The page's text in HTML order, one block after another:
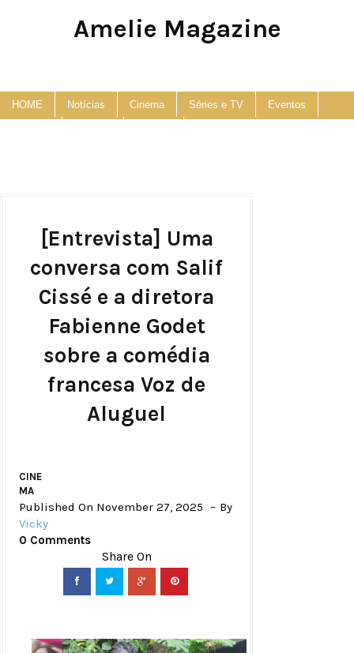
Amelie Magazine
HOME Notícias Cinema Séries e TV Eventos
[Entrevista] Uma
conversa com Salif
Cissé e a diretora
Fabienne Godet
sobre a comédia
francesa Voz de
Aluguel
CINE
MA
Published On November 27, 2025
By
Vicky
0 Comments